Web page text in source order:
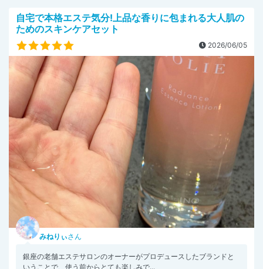
自宅で本格エステ気分!上品な香りに包まれる大人肌の
ためのスキンケアセット
2026/06/05
みねりぃさん
銀座の老舗エステサロンのオーナーがプロデュースしたブランドと
いうことで、使う前からとても楽しみで...